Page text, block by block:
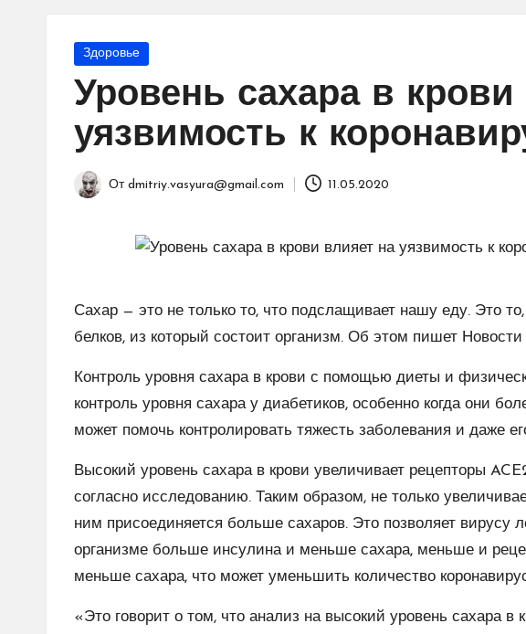
Опубликовано
Здоровье
Уровень сахара в крови
уязвимость к
Запись
От dmitriy.vasyura@gmail.com 11.05.2020
Сахар — это не только то, что подслащивает нашу еду. Это
белков, из который состоит организм. Об этом пишет
Контроль уровня сахара в крови с помощью диеты и
контроль уровня сахара у диабетиков, особенно когда они
может помочь контролировать тяжесть заболевания и даже
Высокий уровень сахара в крови увеличивает рецепторы
согласно исследованию. Таким образом, не только
ним присоединяется больше сахаров. Это позволяет вирусу
организме больше инсулина и меньше сахара, меньше и
меньше сахара, что может уменьшить количество
«Это говорит о том, что анализ на высокий уровень сахара в